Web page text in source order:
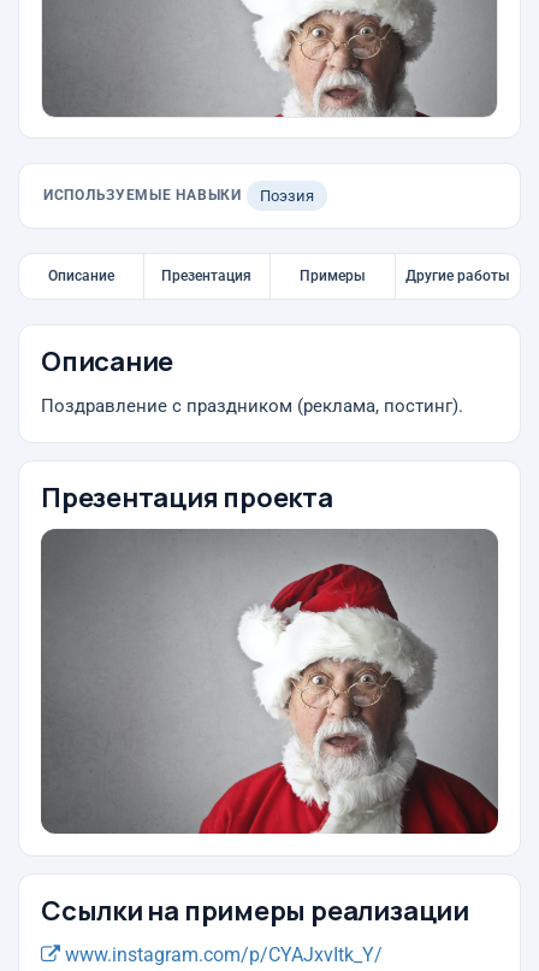
ИСПОЛЬЗУЕМЫЕ НАВЫКИ Поэзия
Описание Презентация Примеры Другие работы
Описание
Поздравление с праздником (реклама, постинг).
Презентация проекта
Ссылки на примеры реализации
www.instagram.com/p/CYAJxvItk_Y/